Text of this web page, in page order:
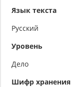
Язык текста
Русский
Уровень
Дело
Шифр хранения